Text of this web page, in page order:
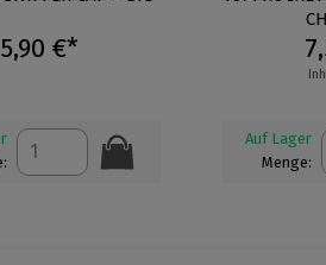
5,90 €*
Auf Lager
Menge: